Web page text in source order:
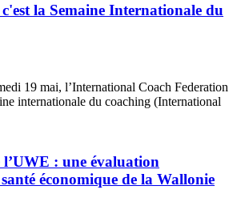
la Semaine Internationale du
19 mai, l’International Coach Federation
internationale du coaching (International
: une évaluation
économique de la Wallonie